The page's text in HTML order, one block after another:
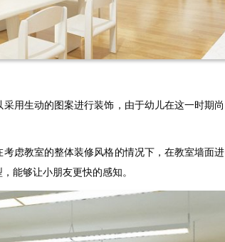
用生动的图案进行装饰，由于幼儿在这一时期
虑教室的整体装修风格的情况下，在教室墙面
能够让小朋友更快的感知。